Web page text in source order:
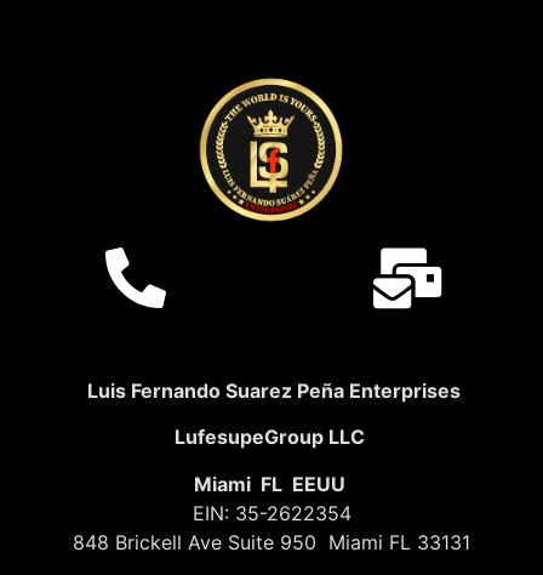
Luis Fernando Suarez Peña Enterprises
LufesupeGroup LLC
Miami FL EEUU
EIN: 35-2622354
848 Brickell Ave Suite 950 Miami FL 33131